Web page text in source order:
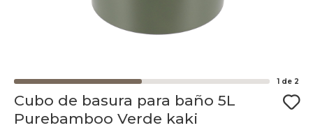
1 de 2
Cubo de basura para baño 5L
Purebamboo Verde kaki